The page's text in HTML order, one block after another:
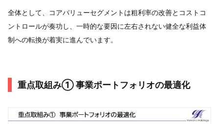
全体として、コアバリューセグメントは粗利率の改善とコストコ
ントロールが奏功し、一時的な要因に左右されない健全な利益体
制への転換が着実に進んでいます。
重点取組み① 事業ポートフォリオの最適化